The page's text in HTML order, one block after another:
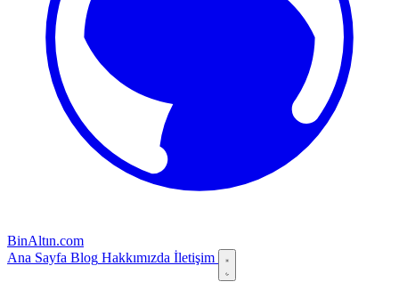
BinAltın.com
Ana Sayfa Blog Hakkımızda İletişim